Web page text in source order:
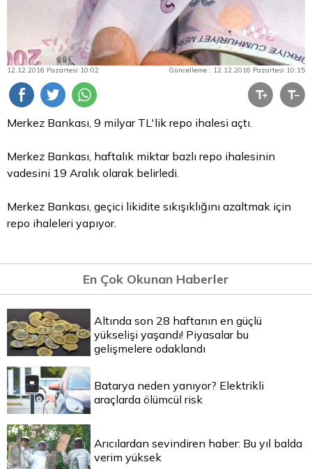
12.12.2016 Pazartesi 10:02 Güncelleme : 12.12.2016 Pazartesi 10:15
Merkez Bankası, 9 milyar TL'lik repo ihalesi açtı.
Merkez Bankası, haftalık miktar bazlı repo ihalesinin
vadesini 19 Aralık olarak belirledi.
Merkez Bankası, geçici likidite sıkışıklığını azaltmak için
repo ihaleleri yapıyor.
En Çok Okunan Haberler
Altında son 28 haftanın en güçlü
yükselişi yaşandı! Piyasalar bu
gelişmelere odaklandı
Batarya neden yanıyor? Elektrikli
araçlarda ölümcül risk
Arıcılardan sevindiren haber: Bu yıl balda
verim yüksek